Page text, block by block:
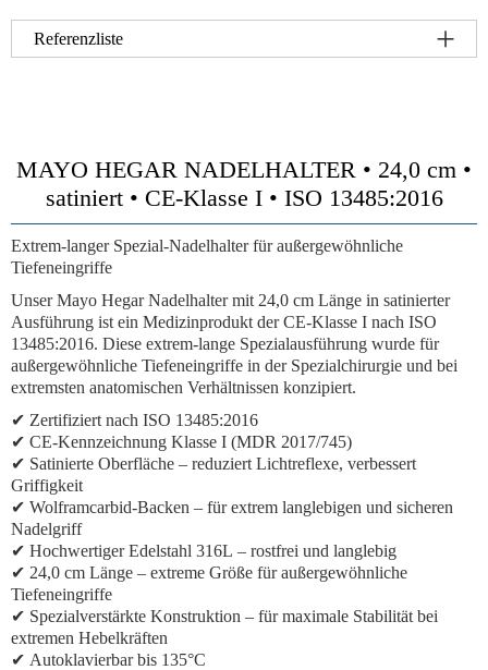
Referenzliste
MAYO HEGAR NADELHALTER • 24,0 cm •
satiniert • CE-Klasse I • ISO 13485:2016
Extrem-langer Spezial-Nadelhalter für außergewöhnliche
Tiefeneingriffe
Unser Mayo Hegar Nadelhalter mit 24,0 cm Länge in satinierter
Ausführung ist ein Medizinprodukt der CE-Klasse I nach ISO
13485:2016. Diese extrem-lange Spezialausführung wurde für
außergewöhnliche Tiefeneingriffe in der Spezialchirurgie und bei
extremsten anatomischen Verhältnissen konzipiert.
✔ Zertifiziert nach ISO 13485:2016
✔ CE-Kennzeichnung Klasse I (MDR 2017/745)
✔ Satinierte Oberfläche – reduziert Lichtreflexe, verbessert
Griffigkeit
✔ Wolframcarbid-Backen – für extrem langlebigen und sicheren
Nadelgriff
✔ Hochwertiger Edelstahl 316L – rostfrei und langlebig
✔ 24,0 cm Länge – extreme Größe für außergewöhnliche
Tiefeneingriffe
✔ Spezialverstärkte Konstruktion – für maximale Stabilität bei
extremen Hebelkräften
✔ Autoklavierbar bis 135°C